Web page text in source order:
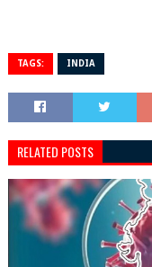
TAGS: INDIA
RELATED POSTS